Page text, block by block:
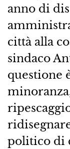
anno di
città alla
sindaco
questione
politico di